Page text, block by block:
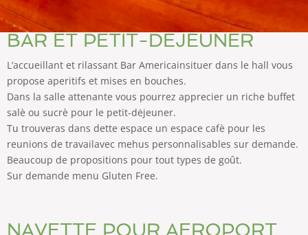
BAR ET PETIT-DEJEUNER
L’accueillant et rilassant Bar Americainsituer dans le hall vous
propose aperitifs et mises en bouches.
Dans la salle attenante vous pourrez apprecier un riche buffet
salè ou sucrè pour le petit-dėjeuner.
Tu trouveras dans dette espace un espace cafè pour les
reunions de travailavec mehus personnalisables sur demande.
Beaucoup de propositions pour tout types de goût.
Sur demande menu Gluten Free.
NAVETTE POUR AEROPORT